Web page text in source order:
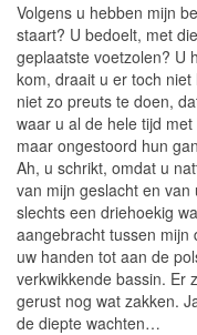
Volgens u hebben mijn
staart? U bedoelt, met
geplaatste voetzolen? U
kom, draait u er toch
niet zo preuts te doen,
waar u al de hele tijd
maar ongestoord hun
Ah, u schrikt, omdat u
van mijn geslacht en
slechts een driehoekig
aangebracht tussen mijn
uw handen tot aan de
verkwikkende bassin. Er
gerust nog wat zakken.
de diepte wachten…